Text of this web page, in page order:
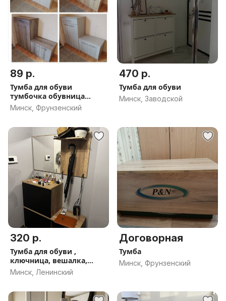
89 р.
Тумба для обуви
тумбочка обувница
низкая 89, тумба высокая
159 новая
Минск, Фрунзенский
470 р.
Тумба для обуви
Минск, Заводской
320 р.
Тумба для обуви ,
ключница, вешалка,
зеркало
Минск, Ленинский
Договорная
Тумба
Минск, Фрунзенский